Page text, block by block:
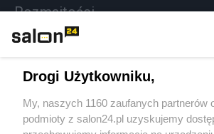
Rozmaitości
Sport
Społeczeństwo
Drogi Użytkowniku,
My, naszych 1160 zaufanych partnerów
podmioty z salon24.pl uzyskujemy